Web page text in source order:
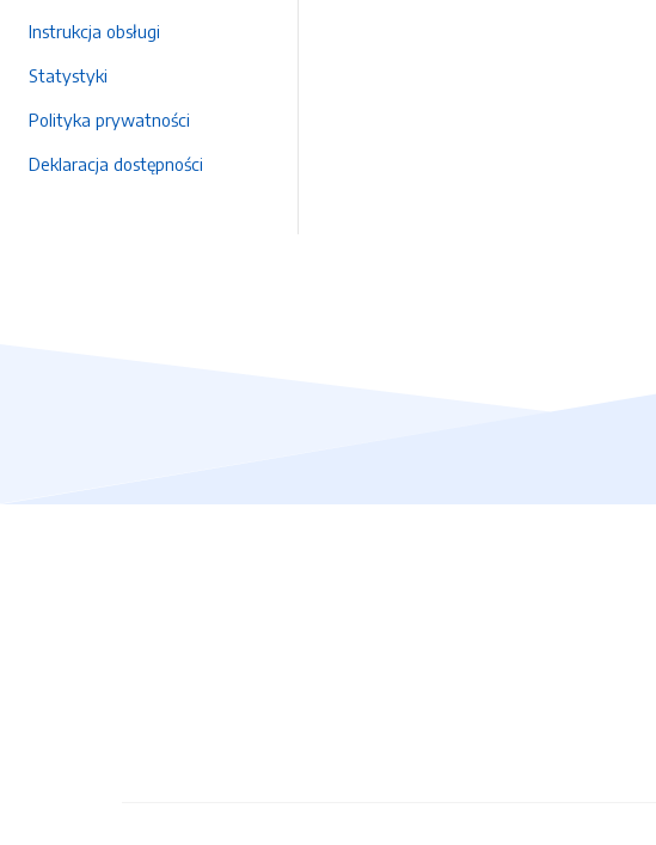
Instrukcja obsługi
Statystyki
Polityka prywatności
Deklaracja dostępności